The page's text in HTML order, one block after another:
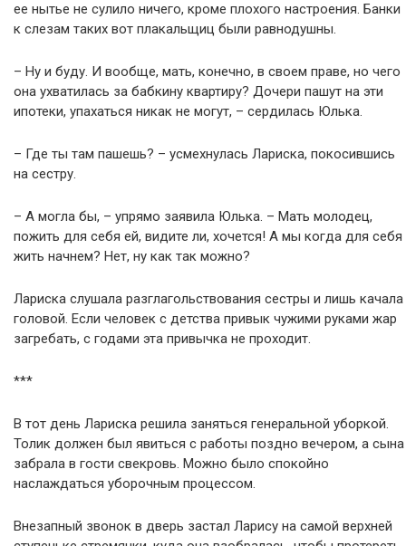
ее нытье не сулило ничего, кроме плохого настроения. Банки
к слезам таких вот плакальщиц были равнодушны.
– Ну и буду. И вообще, мать, конечно, в своем праве, но чего
она ухватилась за бабкину квартиру? Дочери пашут на эти
ипотеки, упахаться никак не могут, – сердилась Юлька.
– Где ты там пашешь? – усмехнулась Лариска, покосившись
на сестру.
– А могла бы, – упрямо заявила Юлька. – Мать молодец,
пожить для себя ей, видите ли, хочется! А мы когда для себя
жить начнем? Нет, ну как так можно?
Лариска слушала разглагольствования сестры и лишь качала
головой. Если человек с детства привык чужими руками жар
загребать, с годами эта привычка не проходит.
***
В тот день Лариска решила заняться генеральной уборкой.
Толик должен был явиться с работы поздно вечером, а сына
забрала в гости свекровь. Можно было спокойно
наслаждаться уборочным процессом.
Внезапный звонок в дверь застал Ларису на самой верхней